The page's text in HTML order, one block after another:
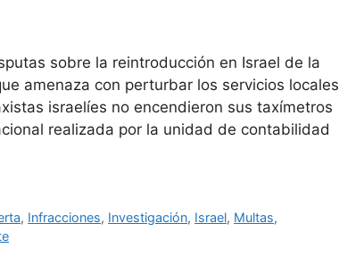
sobre la reintroducción en Israel de la
amenaza con perturbar los servicios locales
israelíes no encendieron sus taxímetros
realizada por la unidad de contabilidad
, Infracciones, Investigación, Israel, Multas,